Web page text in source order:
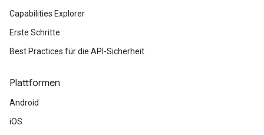
Capabilities Explorer
Erste Schritte
Best Practices für die API-Sicherheit
Plattformen
Android
iOS